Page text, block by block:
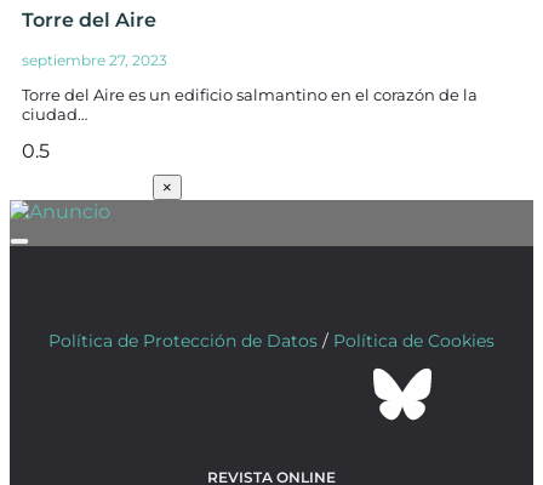
Torre del Aire
septiembre 27, 2023
Torre del Aire es un edificio salmantino en el corazón de la
ciudad…
×
Política de Protección de Datos / Política de Cookies
REVISTA ONLINE